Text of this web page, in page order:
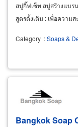
สบู่กิ๊ฟเซ็ท สบู่สร้างแบ
สูตรดั้งเดิม : เพื่อความ
Category :Soaps &
Bangkok Soap